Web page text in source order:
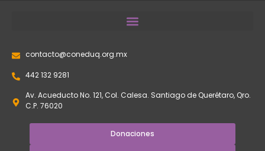
contacto@coneduq.org.mx
442 132 9281
Av. Acueducto No. 121, Col. Calesa. Santiago de Querétaro, Qro.
C.P. 76020
Donaciones